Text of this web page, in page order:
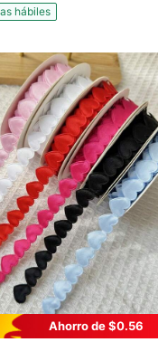
hábiles
Ahorro de $0.56